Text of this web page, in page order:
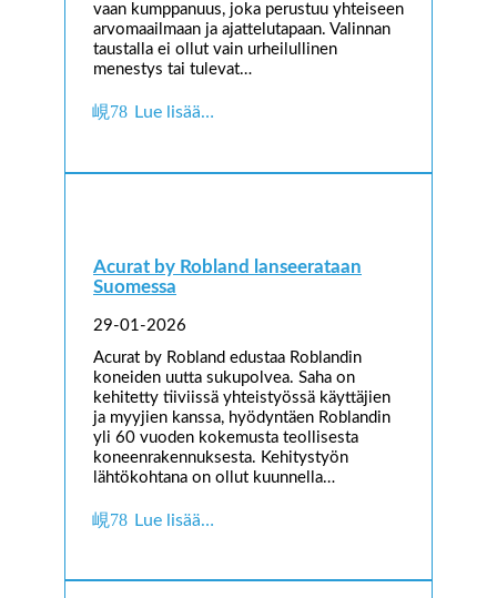
vaan kumppanuus, joka perustuu yhteiseen
arvomaailmaan ja ajattelutapaan. Valinnan
taustalla ei ollut vain urheilullinen
menestys tai tulevat…
Lue lisää…
Acurat by Robland lanseerataan
Suomessa
29-01-2026
Acurat by Robland edustaa Roblandin
koneiden uutta sukupolvea. Saha on
kehitetty tiiviissä yhteistyössä käyttäjien
ja myyjien kanssa, hyödyntäen Roblandin
yli 60 vuoden kokemusta teollisesta
koneenrakennuksesta. Kehitystyön
lähtökohtana on ollut kuunnella…
Lue lisää…